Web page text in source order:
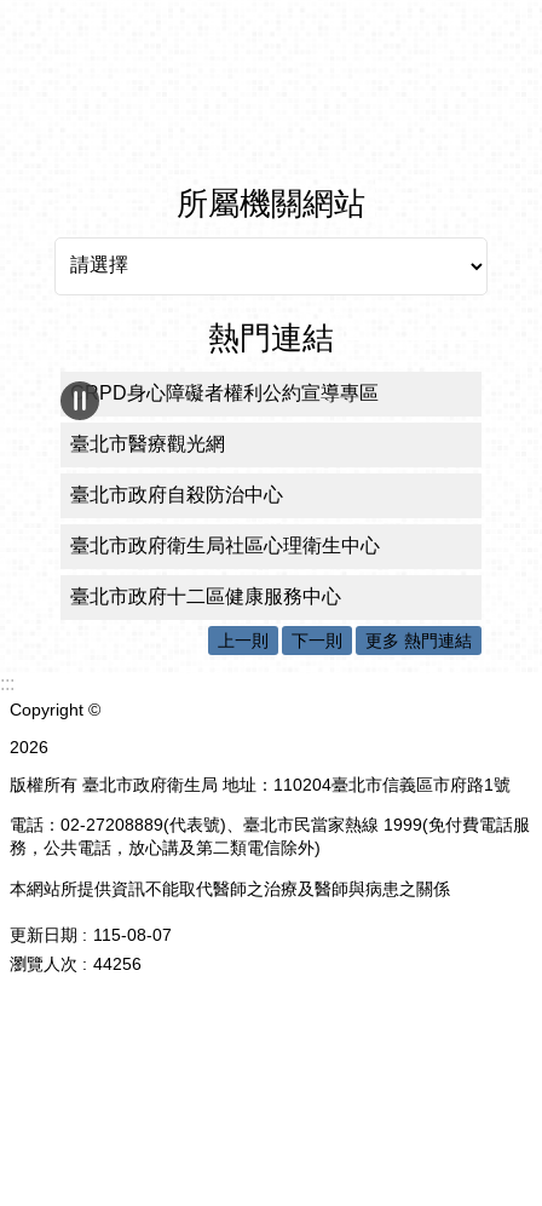
所屬機關網站
熱門連結
CRPD身心障礙者權利公約宣導專區
臺北市醫療觀光網
臺北市政府自殺防治中心
臺北市政府衛生局社區心理衛生中心
臺北市政府十二區健康服務中心
上一則 下一則 更多 熱門連結
:::
Copyright ©
2026
版權所有 臺北市政府衛生局 地址：110204臺北市信義區市府路1號
電話：02-27208889(代表號)、臺北市民當家熱線 1999(免付費電話服
務，公共電話，放心講及第二類電信除外)
本網站所提供資訊不能取代醫師之治療及醫師與病患之關係
更新日期
115-08-07
瀏覽人次
44256